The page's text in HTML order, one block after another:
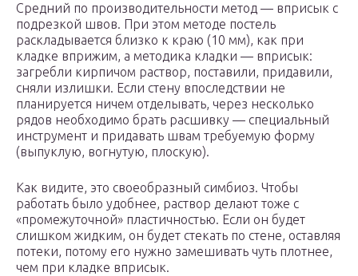
Средний по производительности метод — вприсык с
подрезкой швов. При этом методе постель
раскладывается близко к краю (10 мм), как при
кладке вприжим, а методика кладки — вприсык:
загребли кирпичом раствор, поставили, придавили,
сняли излишки. Если стену впоследствии не
планируется ничем отделывать, через несколько
рядов необходимо брать расшивку — специальный
инструмент и придавать швам требуемую форму
(выпуклую, вогнутую, плоскую).
Как видите, это своеобразный симбиоз. Чтобы
работать было удобнее, раствор делают тоже с
«промежуточной» пластичностью. Если он будет
слишком жидким, он будет стекать по стене, оставляя
потеки, потому его нужно замешивать чуть плотнее,
чем при кладке вприсык.